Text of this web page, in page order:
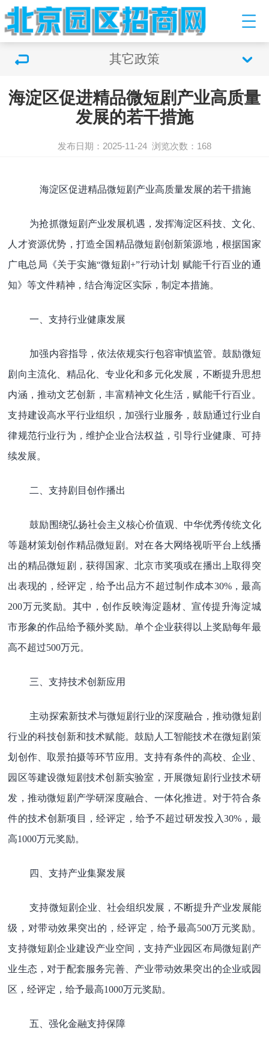
其它政策
海淀区促进精品微短剧产业高质量
发展的若干措施
发布日期：2025-11-24 浏览次数：168
海淀区促进精品微短剧产业高质量发展的若干措施
为抢抓微短剧产业发展机遇，发挥海淀区科技、文化、
人才资源优势，打造全国精品微短剧创新策源地，根据国家
广电总局《关于实施“微短剧+”行动计划 赋能千行百业的通
知》等文件精神，结合海淀区实际，制定本措施。
一、支持行业健康发展
加强内容指导，依法依规实行包容审慎监管。鼓励微短
剧向主流化、精品化、专业化和多元化发展，不断提升思想
内涵，推动文艺创新，丰富精神文化生活，赋能千行百业。
支持建设高水平行业组织，加强行业服务，鼓励通过行业自
律规范行业行为，维护企业合法权益，引导行业健康、可持
续发展。
二、支持剧目创作播出
鼓励围绕弘扬社会主义核心价值观、中华优秀传统文化
等题材策划创作精品微短剧。对在各大网络视听平台上线播
出的精品微短剧，获得国家、北京市奖项或在播出上取得突
出表现的，经评定，给予出品方不超过制作成本30%，最高
200万元奖励。其中，创作反映海淀题材、宣传提升海淀城
市形象的作品给予额外奖励。单个企业获得以上奖励每年最
高不超过500万元。
三、支持技术创新应用
主动探索新技术与微短剧行业的深度融合，推动微短剧
行业的科技创新和技术赋能。鼓励人工智能技术在微短剧策
划创作、取景拍摄等环节应用。支持有条件的高校、企业、
园区等建设微短剧技术创新实验室，开展微短剧行业技术研
发，推动微短剧产学研深度融合、一体化推进。对于符合条
件的技术创新项目，经评定，给予不超过研发投入30%，最
高1000万元奖励。
四、支持产业集聚发展
支持微短剧企业、社会组织发展，不断提升产业发展能
级，对带动效果突出的，经评定，给予最高500万元奖励。
支持微短剧企业建设产业空间，支持产业园区布局微短剧产
业生态，对于配套服务完善、产业带动效果突出的企业或园
区，经评定，给予最高1000万元奖励。
五、强化金融支持保障